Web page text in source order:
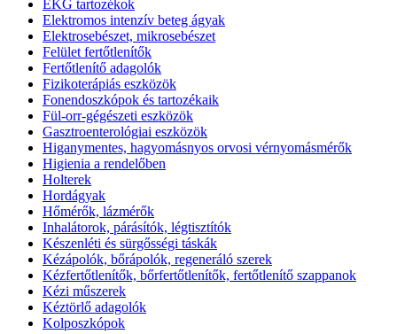
EKG tartozékok
Elektromos intenzív beteg ágyak
Elektrosebészet, mikrosebészet
Felület fertőtlenítők
Fertőtlenítő adagolók
Fizikoterápiás eszközök
Fonendoszkópok és tartozékaik
Fül-orr-gégészeti eszközök
Gasztroenterológiai eszközök
Higanymentes, hagyomásnyos orvosi vérnyomásmérők
Higienia a rendelőben
Holterek
Hordágyak
Hőmérők, lázmérők
Inhalátorok, párásítók, légtisztítók
Készenléti és sürgősségi táskák
Kézápolók, bőrápolók, regeneráló szerek
Kézfertőtlenítők, bőrfertőtlenítők, fertőtlenítő szappanok
Kézi műszerek
Kéztörlő adagolók
Kolposzkópok